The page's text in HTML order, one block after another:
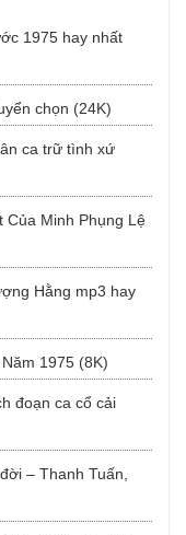
1975 hay nhất
chọn (24K)
ca trữ tình xứ
Của Minh Phụng Lệ
Hằng mp3 hay
1975 (8K)
đoạn ca cổ cải
– Thanh Tuấn,